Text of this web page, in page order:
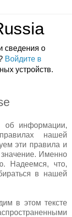
сведения о
Войдите в
устройств.
об информации,
нашей
эти правила и
Именно
Надеемся, что,
в нашей
в этом тексте